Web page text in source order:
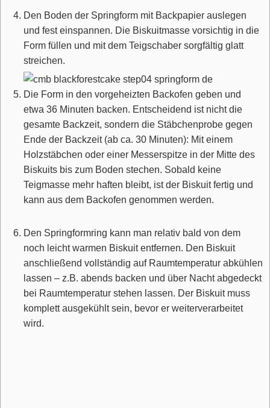
Den Boden der Springform mit Backpapier auslegen
und fest einspannen. Die Biskuitmasse vorsichtig in die
Form füllen und mit dem Teigschaber sorgfältig glatt
streichen.
Die Form in den vorgeheizten Backofen geben und
etwa 36 Minuten backen. Entscheidend ist nicht die
gesamte Backzeit, sondern die Stäbchenprobe gegen
Ende der Backzeit (ab ca. 30 Minuten): Mit einem
Holzstäbchen oder einer Messerspitze in der Mitte des
Biskuits bis zum Boden stechen. Sobald keine
Teigmasse mehr haften bleibt, ist der Biskuit fertig und
kann aus dem Backofen genommen werden.
Den Springformring kann man relativ bald von dem
noch leicht warmen Biskuit entfernen. Den Biskuit
anschließend vollständig auf Raumtemperatur abkühlen
lassen – z.B. abends backen und über Nacht abgedeckt
bei Raumtemperatur stehen lassen. Der Biskuit muss
komplett ausgekühlt sein, bevor er weiterverarbeitet
wird.